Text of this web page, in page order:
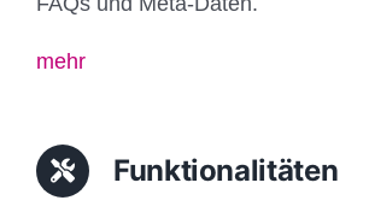
mehr
Funktionalitäten